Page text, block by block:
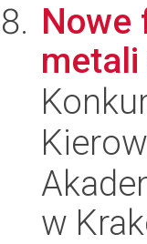
Nowe
metali
w